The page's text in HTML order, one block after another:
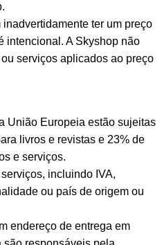
ter um preço
intencional. A Skyshop não
serviços aplicados ao preço
União Europeia estão sujeitas
livros e revistas e 23% de
e serviços.
incluindo IVA,
ou país de origem ou
endereço de entrega em